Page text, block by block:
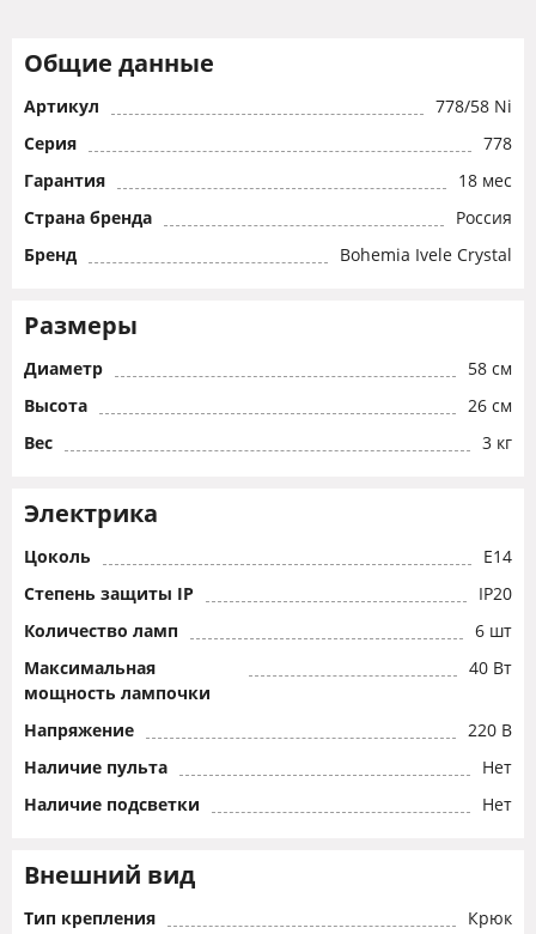
Общие данные
Артикул
778/58 Ni
Серия
778
Гарантия
18 мес
Страна бренда
Россия
Бренд
Bohemia Ivele Crystal
Размеры
Диаметр
58 см
Высота
26 см
Вес
3 кг
Электрика
Цоколь
E14
Степень защиты IP
IP20
Количество ламп
6 шт
Максимальная
мощность лампочки
40 Вт
Напряжение
220 В
Наличие пульта
Нет
Наличие подсветки
Нет
Внешний вид
Тип крепления Крюк